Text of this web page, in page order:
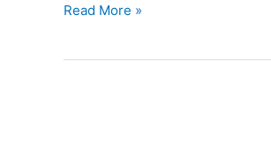
75
märtsiküüditamisest
Read More »